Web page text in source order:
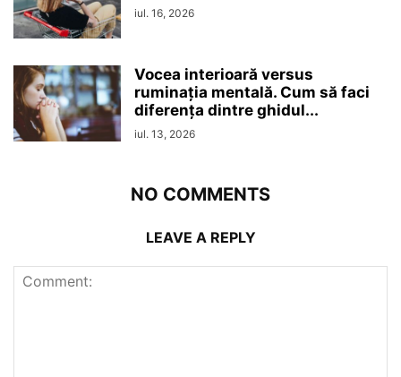
iul. 16, 2026
Vocea interioară versus
ruminaţia mentală. Cum să faci
diferența dintre ghidul...
iul. 13, 2026
NO COMMENTS
LEAVE A REPLY